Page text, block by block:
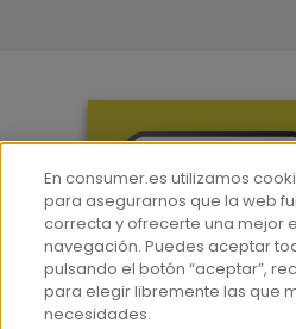
Corpus
En consumer.es utilizamos
para asegurarnos que la web
correcta y ofrecerte una mejor
navegación. Puedes aceptar
pulsando el botón “aceptar”,
para elegir libremente las que
necesidades.